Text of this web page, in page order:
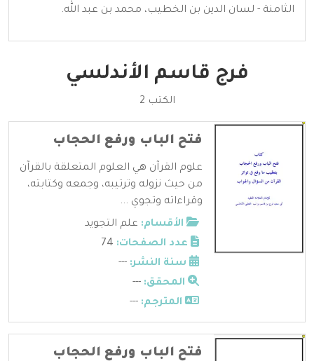
الثامنة - لسان الدين بن الخطيب، محمد بن عبد الله.
فرج قاسم الأندلسي
الكتب 2
فتح الباب ورفع الحجاب
علوم القرآن هي العلوم المتعلقة بالقرآن
من حيث نزوله وترتيبه، وجمعه وكتابته،
وقراءاته وتجوي ...
الأقسام: علم التجويد
عدد الصفحات:
سنة النشر: ---
المحقق: ---
المترجم: ---
فتح الباب ورفع الحجاب